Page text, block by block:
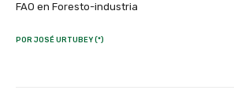
FAO en Foresto-industria
POR JOSÉ URTUBEY (*)